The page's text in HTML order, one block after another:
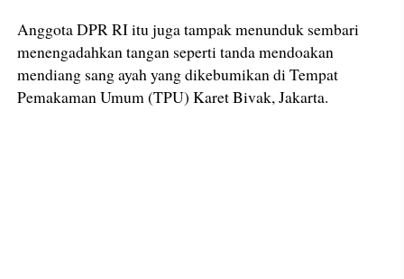
Anggota DPR RI itu juga tampak menunduk sembari
menengadahkan tangan seperti tanda mendoakan
mendiang sang ayah yang dikebumikan di Tempat
Pemakaman Umum (TPU) Karet Bivak, Jakarta.